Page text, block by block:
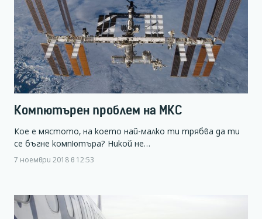
Компютърен проблем на МКС
Кое е мястото, на което най-малко ти трябва да ти
се бъгне компютъра? Никой не…
7 ноември 2018 в 12:53